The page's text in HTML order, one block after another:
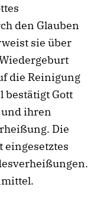
den Glauben
sie über
die Reinigung
bestätigt Gott
ihren
Die
eingesetztes